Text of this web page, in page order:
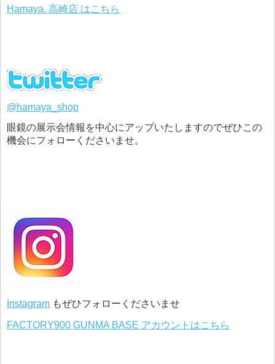
Hamaya. 高崎店 はこちら
@hamaya_shop
眼鏡の展示会情報を中心にアップいたしますのでぜひこの
機会にフォローくださいませ。
Instagram もぜひフォローくださいませ
FACTORY900 GUNMA BASE アカウントはこちら